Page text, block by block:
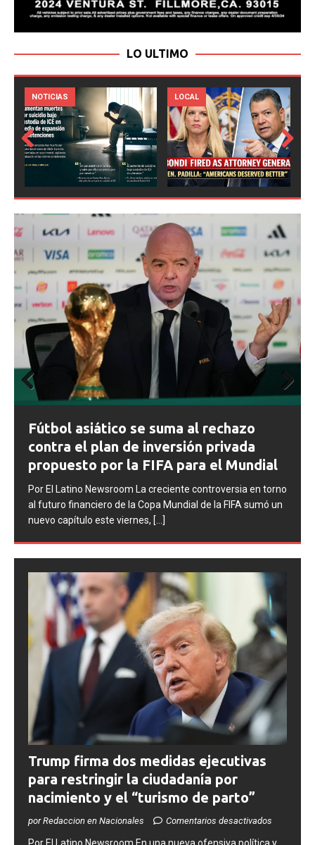
LO ULTIMO
LOCAL NOTICIAS
Prev
Next
FIFA abre expedientes disciplinarios
contra Argentina tras los incidentes en
la final del Mundial 2026
Por El Latino Newsroom La FIFA inició una serie de
procesos disciplinarios contra la Asociación del Fútbol
Argentino (AFA), cuatro integrantes de la selección
argentina
Prev
Trump firma dos medidas ejecutivas
para restringir la ciudadanía por
nacimiento y el “turismo de parto”
por Redaccion en Nacionales Comentarios desactivados